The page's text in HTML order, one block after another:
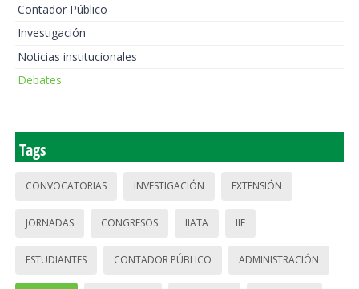
Contador Público
Investigación
Noticias institucionales
Debates
Tags
CONVOCATORIAS INVESTIGACIÓN EXTENSIÓN
JORNADAS CONGRESOS IIATA IIE
ESTUDIANTES CONTADOR PÚBLICO ADMINISTRACIÓN